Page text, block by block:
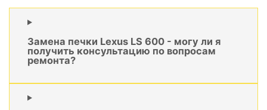
Замена печки Lexus LS 600 - могу ли я
получить консультацию по вопросам
ремонта?